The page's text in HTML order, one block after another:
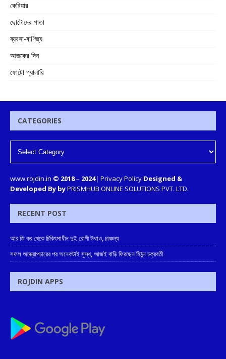
কেরিয়ার
ছোটোদের পাতা
ব্যবসা-বাণিজ্য
আজকের দিন
ফোটো গ্যালারি
CATEGORIES
www.rojdin.in © 2018– 2024| Privacy Policy Designed &
Developed By byPRISMHUB ONLINE SOLUTIONS PVT. LTD.
RECENT POST
আর জি কর থেকে চিকিৎসাধীন দুই রোগী উধাও, চাঞ্চল্য
সফল অস্ত্রোপচারের পর অনেকটাই সুস্থ, আজই বাড়ি ফিরছেন মিঠুন চক্রবর্তী
ROJDIN APPS